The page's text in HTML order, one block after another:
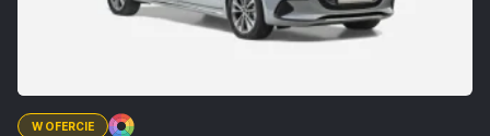
W OFERCIE